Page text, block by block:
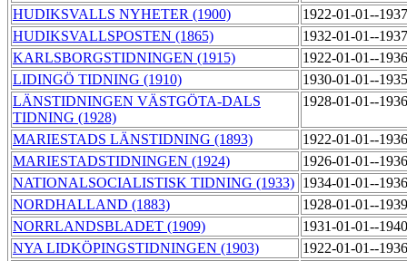
HUDIKSVALLS NYHETER (1900)
1922-01-01--
HUDIKSVALLSPOSTEN (1865)
1932-01-01--
KARLSBORGSTIDNINGEN (1915)
1922-01-01--
LIDINGÖ TIDNING (1910)
1930-01-01--
LÄNSTIDNINGEN VÄSTGÖTA-DALS
TIDNING (1928)
1928-01-01--
MARIESTADS LÄNSTIDNING (1893)
1922-01-01--
MARIESTADSTIDNINGEN (1924)
1926-01-01--
NATIONALSOCIALISTISK TIDNING (1933) 1934-01-01--
NORDHALLAND (1883)
1928-01-01--
NORRLANDSBLADET (1909)
1931-01-01--
NYA LIDKÖPINGSTIDNINGEN (1903)
1922-01-01--